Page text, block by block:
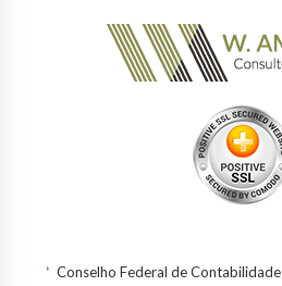
Conselho Federal de Contabilidade